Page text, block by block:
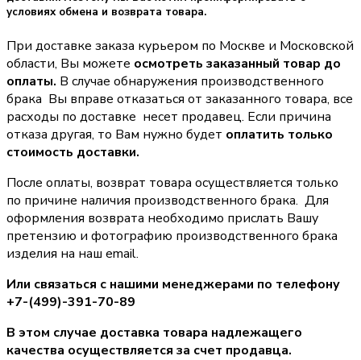
условиях обмена и возврата товара.
При доставке заказа курьером по Москве и Московской
области, Вы можете осмотреть заказанный товар до
оплаты. В случае обнаружения производственного
брака Вы вправе отказаться от заказанного товара, все
расходы по доставке несет продавец. Если причина
отказа другая, то Вам нужно будет оплатить только
стоимость доставки.
После оплаты, возврат товара осуществляется только
по причине наличия производственного брака. Для
оформления возврата необходимо прислать Вашу
претензию и фотографию производственного брака
изделия на наш email.
Или связаться с нашими менеджерами по телефону
+7-(499)-391-70-89
В этом случае доставка товара надлежащего
качества осуществляется за счет продавца.